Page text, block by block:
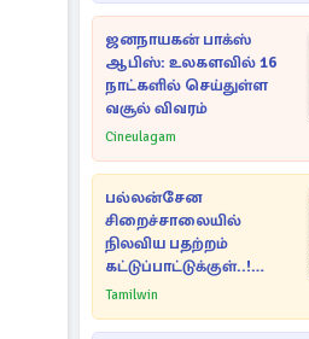
ஜனநாயகன் பாக்ஸ்
ஆபிஸ்: உலகளவில் 16
நாட்களில் செய்துள்ள
வசூல் விவரம்
Cineulagam
பல்லன்சேன
சிறைச்சாலையில்
நிலவிய பதற்றம்
கட்டுப்பாட்டுக்குள்..!
அதிரடியாக களமிறங்கிய
Tamilwin